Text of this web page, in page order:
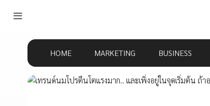
HOME MARKETING BUSINESS